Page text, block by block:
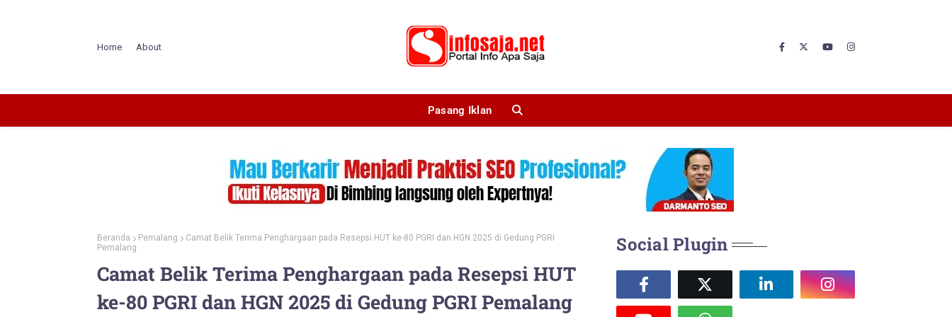
Home About
Pasang Iklan
Beranda Pemalang
Camat Belik Terima Penghargaan pada Resepsi HUT ke-80 PGRI dan HGN 2025 di Gedung PGRI
Pemalang
Camat Belik Terima Penghargaan pada Resepsi HUT
ke-80 PGRI dan HGN 2025 di Gedung PGRI Pemalang
Social Plugin